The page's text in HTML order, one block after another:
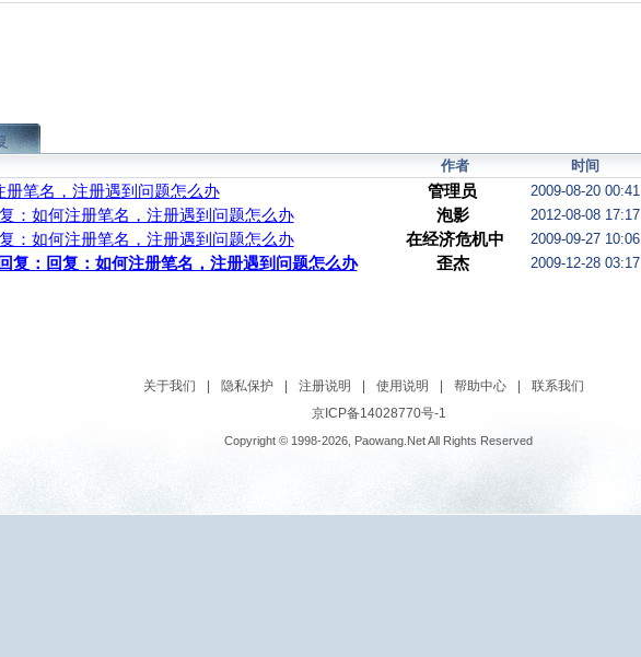
作者 时间
册笔名，注册遇到问题怎么办 管理员 2009-08-20 00:41
：如何注册笔名，注册遇到问题怎么办 泡影 2012-08-08 17:17
：如何注册笔名，注册遇到问题怎么办
在经济危机中
愉快地生
2009-09-27 10:06
回复：回复：如何注册笔名，注册遇到问题怎么办 歪杰 2009-12-28 03:17
关于我们 隐私保护 注册说明 使用说明 帮助中心
联系我们
京ICP备14028770号-1
Copyright © 1998-2026, Paowang.Net All Rights Reserved